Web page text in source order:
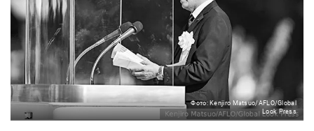
Фото: Kenjiro Matsuo/AFLO/Global
Look Press